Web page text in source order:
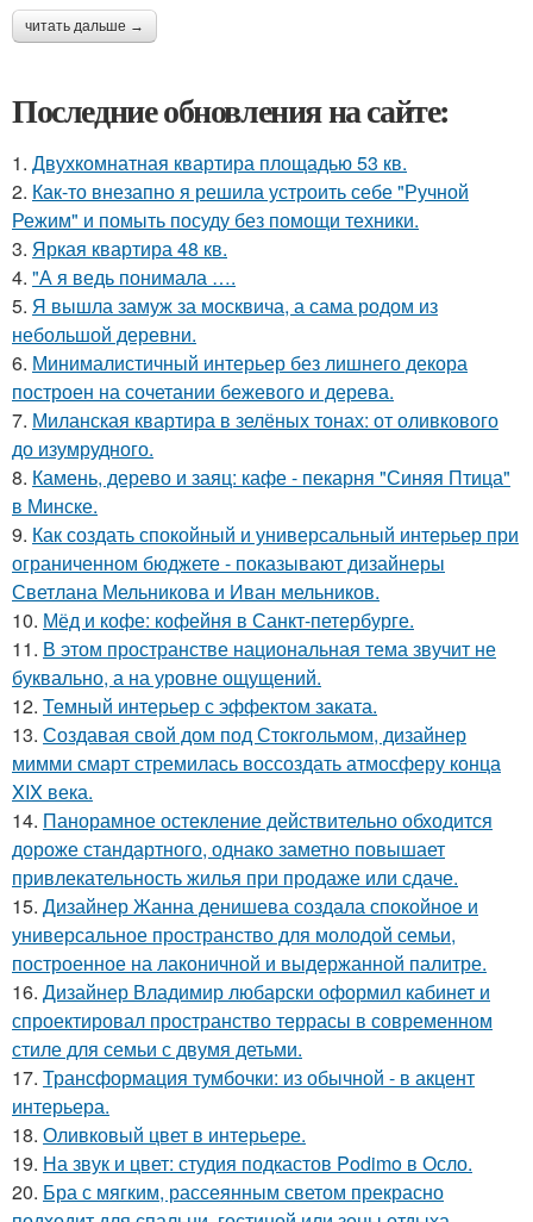
читать дальше →
Последние обновления на сайте:
1. Двухкомнатная квартира площадью 53 кв.
2. Как-то внезапно я решила устроить себе "Ручной
Режим" и помыть посуду без помощи техники.
3. Яркая квартира 48 кв.
4. "А я ведь понимала ….
5. Я вышла замуж за москвича, а сама родом из
небольшой деревни.
6. Минималистичный интерьер без лишнего декора
построен на сочетании бежевого и дерева.
7. Миланская квартира в зелёных тонах: от оливкового
до изумрудного.
8. Камень, дерево и заяц: кафе - пекарня "Синяя Птица"
в Минске.
9. Как создать спокойный и универсальный интерьер при
ограниченном бюджете - показывают дизайнеры
Светлана Мельникова и Иван мельников.
10. Мёд и кофе: кофейня в Санкт-петербурге.
11. В этом пространстве национальная тема звучит не
буквально, а на уровне ощущений.
12. Темный интерьер с эффектом заката.
13. Создавая свой дом под Стокгольмом, дизайнер
мимми смарт стремилась воссоздать атмосферу конца
XIX века.
14. Панорамное остекление действительно обходится
дороже стандартного, однако заметно повышает
привлекательность жилья при продаже или сдаче.
15. Дизайнер Жанна денишева создала спокойное и
универсальное пространство для молодой семьи,
построенное на лаконичной и выдержанной палитре.
16. Дизайнер Владимир любарски оформил кабинет и
спроектировал пространство террасы в современном
стиле для семьи с двумя детьми.
17. Трансформация тумбочки: из обычной - в акцент
интерьера.
18. Оливковый цвет в интерьере.
19. На звук и цвет: студия подкастов Podimo в Осло.
20. Бра с мягким, рассеянным светом прекрасно